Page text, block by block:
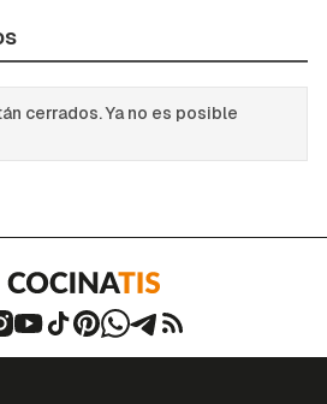
cerrados. Ya no es posible